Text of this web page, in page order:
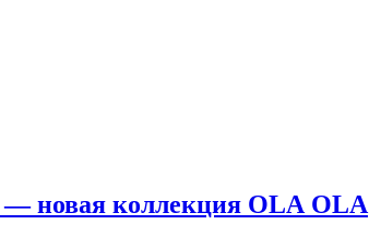
новая коллекция OLA OLA